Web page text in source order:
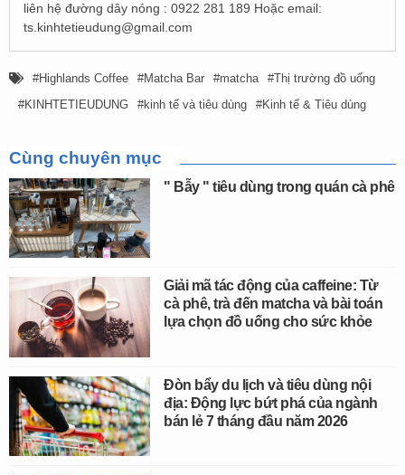
liên hệ đường dây nóng : 0922 281 189 Hoặc email:
ts.kinhtetieudung@gmail.com
Highlands Coffee Matcha Bar matcha
Thị trường đồ uống
KINHTETIEUDUNG
kinh tế và tiêu dùng Kinh tế & Tiêu dùng
Cùng chuyên mục
" Bẫy " tiêu dùng trong quán cà phê
Giải mã tác động của caffeine: Từ
cà phê, trà đến matcha và bài toán
lựa chọn đồ uống cho sức khỏe
Đòn bẩy du lịch và tiêu dùng nội
địa: Động lực bứt phá của ngành
bán lẻ 7 tháng đầu năm 2026